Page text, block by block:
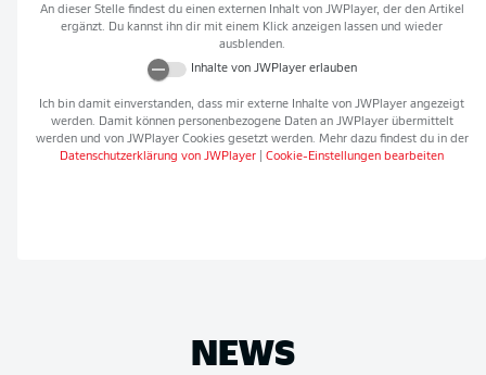
An dieser Stelle findest du einen externen Inhalt von JWPlayer, der den Artikel
ergänzt. Du kannst ihn dir mit einem Klick anzeigen lassen und wieder
ausblenden.
Inhalte von JWPlayererlauben
Ich bin damit einverstanden, dass mir externe Inhalte von JWPlayer angezeigt
werden. Damit können personenbezogene Daten an JWPlayerübermittelt
werden und von JWPlayerCookies gesetzt werden. Mehr dazu findest du in der
Datenschutzerklärung von JWPlayer Cookie-Einstellungen bearbeiten
NEWS